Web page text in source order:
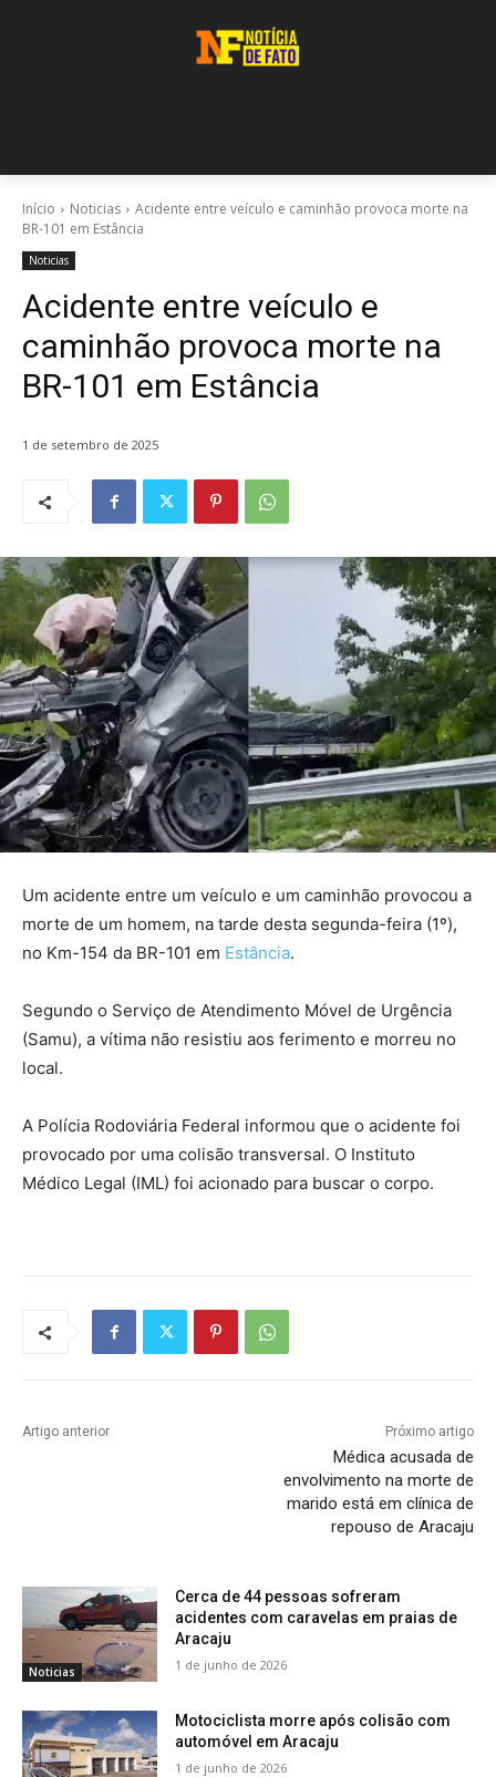
Início Noticias
Acidente entre veículo e caminhão provoca morte na
BR-101 em Estância
Noticias
Acidente entre veículo e
caminhão provoca morte na
BR-101 em Estância
1 de setembro de 2025
Um acidente entre um veículo e um caminhão provocou a
morte de um homem, na tarde desta segunda-feira (1º),
no Km-154 da BR-101 em Estância.
Segundo o Serviço de Atendimento Móvel de Urgência
(Samu), a vítima não resistiu aos ferimento e morreu no
local.
A Polícia Rodoviária Federal informou que o acidente foi
provocado por uma colisão transversal. O Instituto
Médico Legal (IML) foi acionado para buscar o corpo.
Artigo anterior Próximo artigo
Médica acusada de
envolvimento na morte de
marido está em clínica de
repouso de Aracaju
Noticias
Cerca de 44 pessoas sofreram
acidentes com caravelas em praias de
Aracaju
1 de junho de 2026
Motociclista morre após colisão com
automóvel em Aracaju
1 de junho de 2026